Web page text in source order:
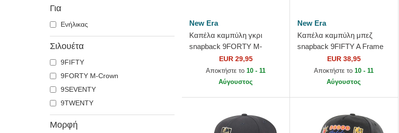
Για
Ενήλικας
Σιλουέτα
9FIFTY
9FORTY M-Crown
9SEVENTY
9TWENTY
Μορφή
New Era
Καπέλα καμπύλη γκρι
snapback 9FORTY M-
Crown από Vegas Golden
Knights NHL από New Era
EUR 29,95
Αποκτήστε το10 - 11
Αύγουστος
New Era
Καπέλα καμπύλη μπεζ
snapback 9FIFTY A Frame
Classic από Vegas Golden
Knights NHL από New Era
EUR 38,95
Αποκτήστε το10 - 11
Αύγουστος